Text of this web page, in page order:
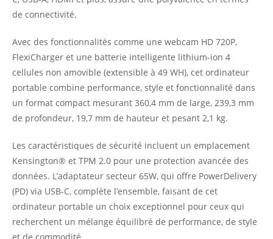
de connectivité.
Avec des fonctionnalités comme une webcam HD 720P,
FlexiCharger et une batterie intelligente lithium-ion 4
cellules non amovible (extensible à 49 WH), cet ordinateur
portable combine performance, style et fonctionnalité dans
un format compact mesurant 360,4 mm de large, 239,3 mm
de profondeur, 19,7 mm de hauteur et pesant 2,1 kg.
Les caractéristiques de sécurité incluent un emplacement
Kensington® et TPM 2.0 pour une protection avancée des
données. L’adaptateur secteur 65W, qui offre PowerDelivery
(PD) via USB-C, complète l’ensemble, faisant de cet
ordinateur portable un choix exceptionnel pour ceux qui
recherchent un mélange équilibré de performance, de style